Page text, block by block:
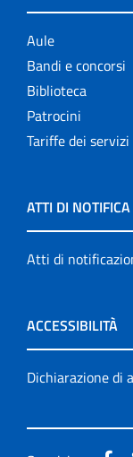
Aule
Bandi e concorsi
Biblioteca
Patrocini
Tariffe dei
ATTI DI NOTIFICA
Atti di
ACCESSIBILITÀ
Dichiarazione di